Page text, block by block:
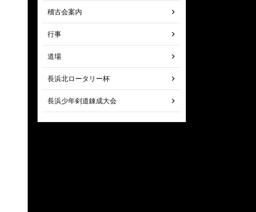
稽古会案内
行事
道場
長浜北ロータリー杯
長浜少年剣道錬成大会